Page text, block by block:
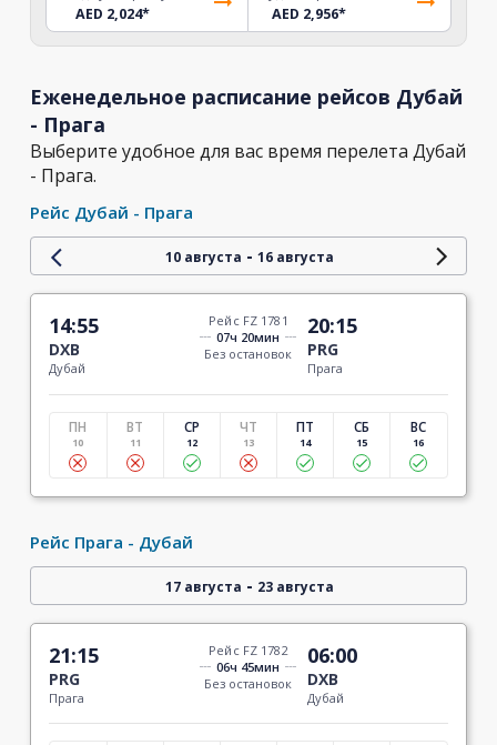
AED 2,024*
AED 2,956*
Еженедельное расписание рейсов Дубай
- Прага
Выберите удобное для вас время перелета Дубай
- Прага.
Рейс Дубай - Прага
10 августа - 16 августа
14:55
DXB
Дубай
Рейс FZ 1781
07ч 20мин
Без остановок
20:15
PRG
Прага
ПН
10
ВТ
11
СР
12
ЧТ
13
ПТ
14
СБ
15
ВС
16
Рейс Прага - Дубай
17 августа - 23 августа
21:15
PRG
Прага
Рейс FZ 1782
06ч 45мин
Без остановок
06:00
DXB
Дубай